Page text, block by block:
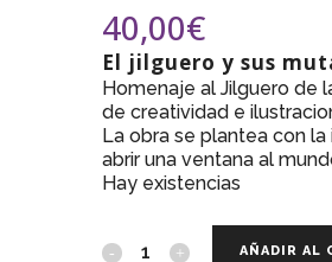
40,00€
El jilguero y sus
Homenaje al Jilguero de
de creatividad e
La obra se plantea con
abrir una ventana al
Hay existencias
AÑADIR AL